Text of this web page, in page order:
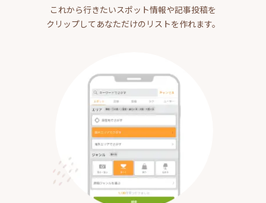
これから行きたいスポット情報や記事投稿を
クリップしてあなただけのリストを作れます。